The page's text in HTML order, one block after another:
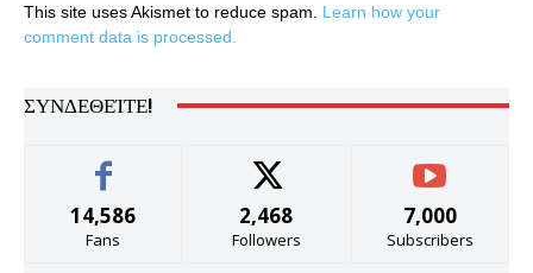
This site uses Akismet to reduce spam. Learn how your
comment data is processed.
ΣΥΝΔΕΘΕΊΤΕ!
14,586
Fans
2,468
Followers
7,000
Subscribers